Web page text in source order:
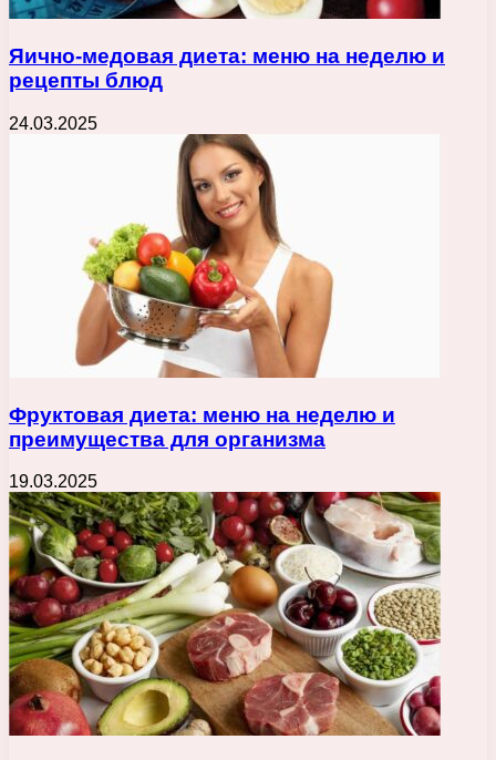
Яично-медовая диета: меню на неделю и
рецепты блюд
24.03.2025
Фруктовая диета: меню на неделю и
преимущества для организма
19.03.2025